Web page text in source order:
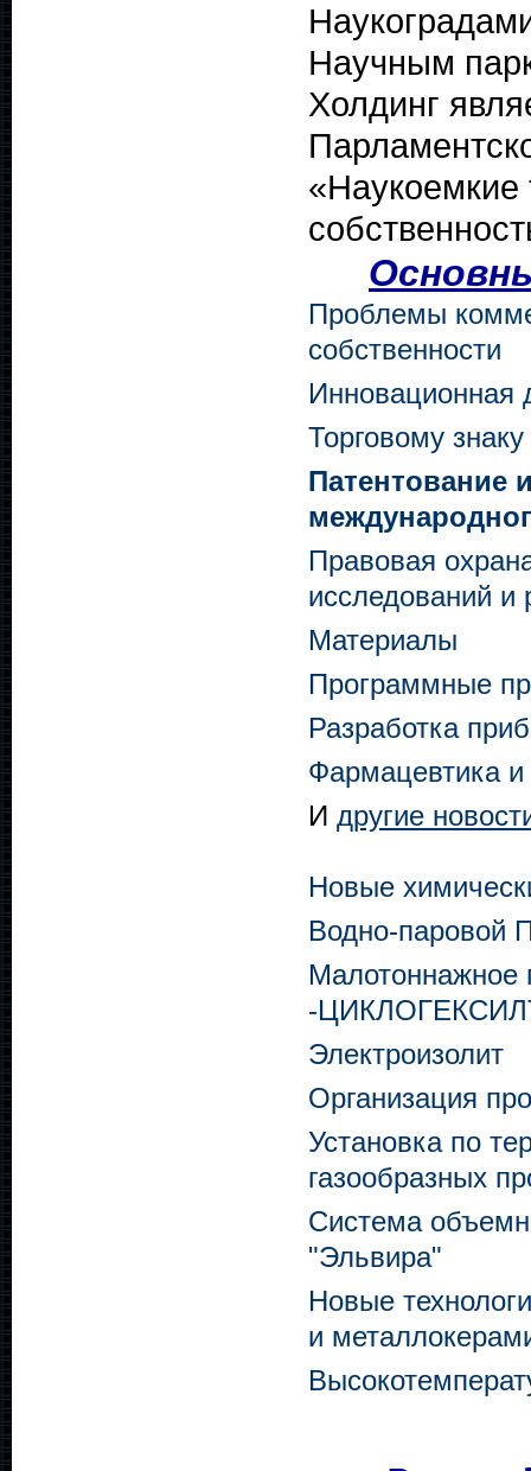
Научным
Холдинг
«Наукоемкие
Проблемы
собственности
Инновационная
Торговому
Патентование
Правовая
исследований и
Материалы
Программные
Разработка
Фармацевтика
И другие
Новые
Водно-
Малотоннажное
-
Электроизолит
Организация
Установка по
газообразных
Система
"Эльвира"
Новые
и